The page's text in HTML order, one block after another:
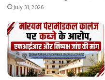
July 31, 2026